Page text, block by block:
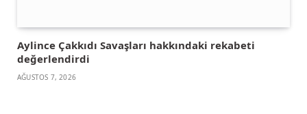
Aylince Çakkıdı Savaşları hakkındaki rekabeti
değerlendirdi
AĞUSTOS 7, 2026